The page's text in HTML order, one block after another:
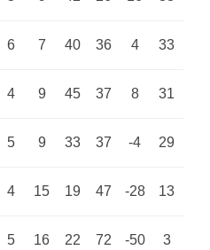
6 7 40 36 4 33
4 9 45 37 8 31
5 9 33 37 -4 29
4 15 19 47 -28 13
5 16 22 72 -50 3